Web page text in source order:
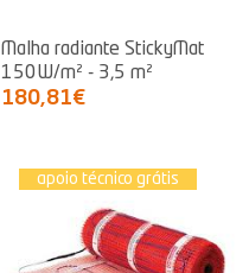
Malha radiante StickyMat
150W/m² - 3,5 m²
180,81€
apoio técnico grátis